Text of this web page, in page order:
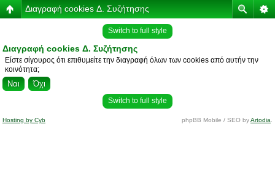
Διαγραφή cookies Δ. Συζήτησης
Switch to full style
Διαγραφή cookies Δ. Συζήτησης
Είστε σίγουρος ότι επιθυμείτε την διαγραφή όλων των cookies από αυτήν την
κοινότητα;
Switch to full style
Hosting by Cyb phpBB Mobile / SEO byArtodia